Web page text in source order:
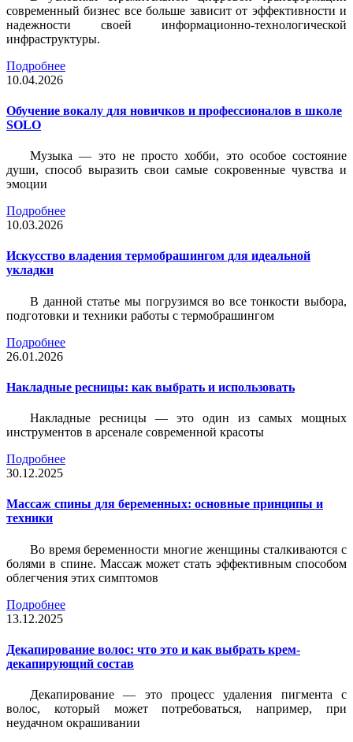
современный бизнес все больше зависит от эффективности и
надежности своей информационно-технологической
инфраструктуры.
Подробнее
10.04.2026
Обучение вокалу для новичков и профессионалов в школе
SOLO
Музыка — это не просто хобби, это особое состояние
души, способ выразить свои самые сокровенные чувства и
эмоции
Подробнее
10.03.2026
Искусство владения термобрашингом для идеальной
укладки
В данной статье мы погрузимся во все тонкости выбора,
подготовки и техники работы с термобрашингом
Подробнее
26.01.2026
Накладные ресницы: как выбрать и использовать
Накладные ресницы — это один из самых мощных
инструментов в арсенале современной красоты
Подробнее
30.12.2025
Массаж спины для беременных: основные принципы и
техники
Во время беременности многие женщины сталкиваются с
болями в спине. Массаж может стать эффективным способом
облегчения этих симптомов
Подробнее
13.12.2025
Декапирование волос: что это и как выбрать крем-
декапирующий состав
Декапирование — это процесс удаления пигмента с
волос, который может потребоваться, например, при
неудачном окрашивании